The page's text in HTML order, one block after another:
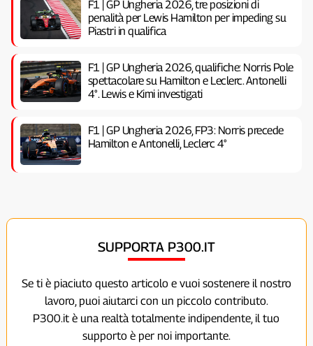
F1 | GP Ungheria 2026, tre posizioni di
penalità per Lewis Hamilton per impeding su
Piastri in qualifica
F1 | GP Ungheria 2026, qualifiche: Norris Pole
spettacolare su Hamilton e Leclerc. Antonelli
4°. Lewis e Kimi investigati
F1 | GP Ungheria 2026, FP3: Norris precede
Hamilton e Antonelli, Leclerc 4°
SUPPORTA P300.IT
Se ti è piaciuto questo articolo e vuoi sostenere il nostro
lavoro, puoi aiutarci con un piccolo contributo.
P300.it è una realtà totalmente indipendente, il tuo
supporto è per noi importante.